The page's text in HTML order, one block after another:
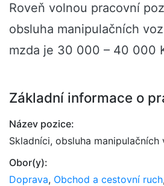
Roveň volnou pracovní
obsluha manipulačních
mzda je 30 000 – 40 000
Základní informace o
Název pozice:
Skladníci, obsluha manipulačních
Obor(y):
Doprava, Obchod a cestovní ruch,